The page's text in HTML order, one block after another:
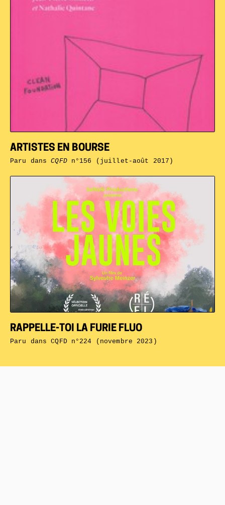
RAPPELLE-TOI LA FURIE FLUO
Paru dansCQFD n°224 (novembre 2023)
ARTISTES EN BOURSE
Paru dansCQFDn°156 (juillet-août 2017)